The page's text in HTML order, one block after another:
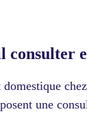
consulter
une